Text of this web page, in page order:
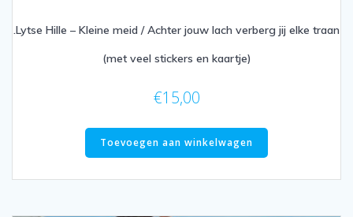
.Lytse Hille – Kleine meid / Achter jouw lach verberg jij elke traan
(met veel stickers en kaartje)
€15,00
Toevoegen aan winkelwagen